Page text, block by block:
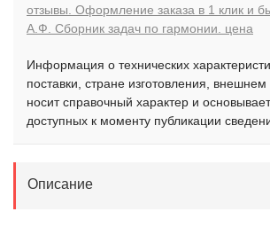
отзывы. Оформление заказа в 1 клик и
А.Ф. Сборник задач по гармонии. цена
Информация о технических
поставки, стране изготовления,
носит справочный характер и
доступных к моменту публикации
Описание